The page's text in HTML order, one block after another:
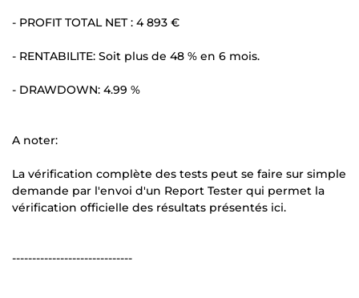
- PROFIT TOTAL NET : 4 893 €
- RENTABILITE: Soit plus de 48 % en 6 mois.
- DRAWDOWN: 4.99 %
A noter:
La vérification complète des tests peut se faire sur simple
demande par l'envoi d'un Report Tester qui permet la
vérification officielle des résultats présentés ici.
------------------------------